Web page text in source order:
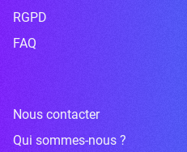
RGPD
FAQ
Nous contacter
Qui sommes-nous ?